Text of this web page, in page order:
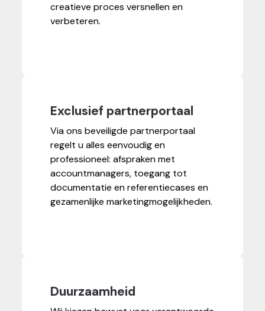
creatieve proces versnellen en
verbeteren.
Exclusief partnerportaal
Via ons beveiligde partnerportaal
regelt u alles eenvoudig en
professioneel: afspraken met
accountmanagers, toegang tot
documentatie en referentiecases en
gezamenlijke marketingmogelijkheden.
Duurzaamheid